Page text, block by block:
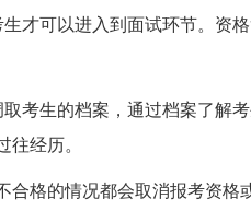
才可以进入到面试环节。资
考生的档案，通过档案了解
经历。
格的情况都会取消报考资格